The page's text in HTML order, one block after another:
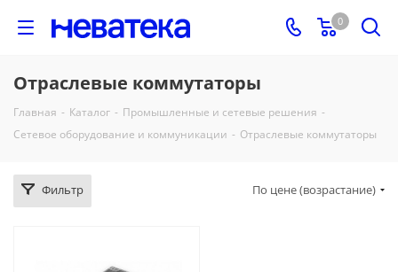
0
Отраслевые коммутаторы
Главная - Каталог - Промышленные и сетевые решения -
Сетевое оборудование и коммуникации - Отраслевые коммутаторы
Фильтр По цене (возрастание)